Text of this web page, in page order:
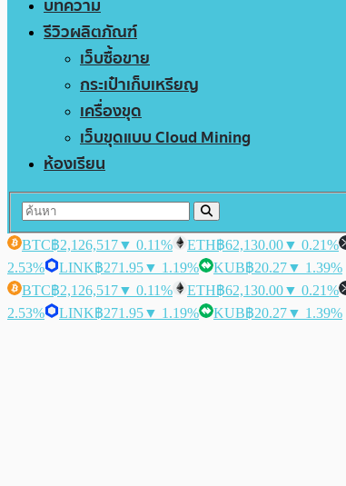
บทความ
รีวิวผลิตภัณฑ์
เว็บซื้อขาย
กระเป๋าเก็บเหรียญ
เครื่องขุด
เว็บขุดแบบ Cloud Mining
ห้องเรียน
BTC฿2,126,517▼ 0.11% ETH฿62,130.00▼ 0.21%
2.53%
LINK฿271.95▼ 1.19% KUB฿20.27▼ 1.39%
BTC฿2,126,517▼ 0.11% ETH฿62,130.00▼ 0.21%
2.53%
LINK฿271.95▼ 1.19% KUB฿20.27▼ 1.39%